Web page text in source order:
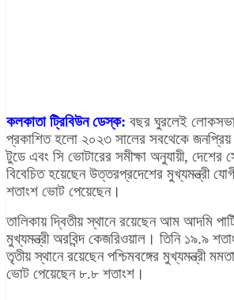
কলকাতা ট্রিবিউন ডেস্ক: বছর ঘুরলেই
প্রকাশিত হলো ২০২৩ সালের সবথেকে জনপ্রিয়
টুডে এবং সি ভোটারের সমীক্ষা অনুযায়ী, দেশের
বিবেচিত হয়েছেন উত্তরপ্রদেশের মুখ্যমন্ত্রী
শতাংশ ভোট পেয়েছেন।
তালিকায় দ্বিতীয় স্থানে রয়েছেন আম আদমি
মুখ্যমন্ত্রী অরবিন্দ কেজরিওয়াল। তিনি ১৯.৯
তৃতীয় স্থানে রয়েছেন পশ্চিমবঙ্গের মুখ্যমন্ত্রী
ভোট পেয়েছেন ৮.৮ শতাংশ।